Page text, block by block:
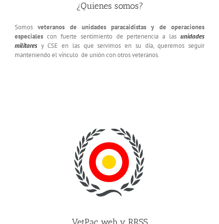
¿Quienes somos?
Somosveteranos de unidades paracaidistas y de operaciones
especiales con fuerte sentimiento de pertenencia a lasunidades
militaresy CSE en las que servimos en su día, queremos seguir
manteniendo el vínculo de unión con otros veteranos.